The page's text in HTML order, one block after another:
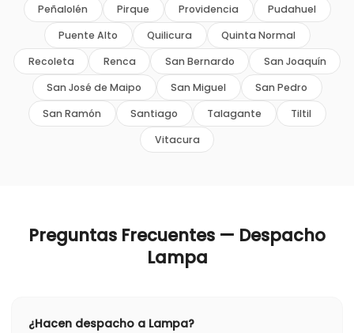
Peñalolén Pirque Providencia
Pudahuel
Puente Alto
Quilicura
Quinta Normal
Recoleta
Renca San Bernardo
San Joaquín
San José de Maipo
San Miguel
San Pedro
San Ramón
Santiago Talagante
Tiltil
Vitacura
Preguntas Frecuentes — Despacho
Lampa
¿Hacen despacho a Lampa?